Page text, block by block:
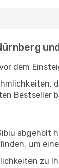
dem
Bestseller
um
zu